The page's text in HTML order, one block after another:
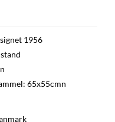
1956
65x55cmn